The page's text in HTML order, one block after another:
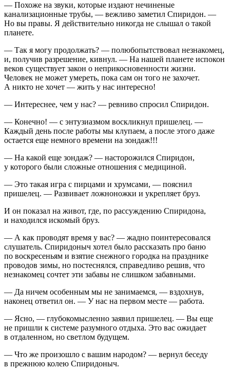
— Похоже на звуки, которые издают нечиненые
канализационные трубы, — вежливо заметил Спиридон. —
Но вы правы. Я действительно никогда не слышал о такой
планете.
— Так я могу продолжать? — полюбопытствовал незнакомец,
и, получив разрешение, кивнул. — На нашей планете испокон
веков существует закон о неприкосновенности жизни.
Человек не может умереть, пока сам он того не захочет.
А никто не хочет — жить у нас интересно!
— Интереснее, чем у нас? — ревниво спросил Спиридон.
— Конечно! — с энтузиазмом воскликнул пришелец. —
Каждый день после работы мы клупаем, а после этого даже
остается еще немного времени на зондаж!!!
— На какой еще зондаж? — насторожился Спиридон,
у которого были сложные отношения с медициной.
— Это такая игра с пирцами и хрумсами, — пояснил
пришелец. — Развивает ложноножки и укрепляет бруз.
И он показал на живот, где, по рассуждению Спиридона,
и находился искомый бруз.
— А как проводят время у вас? — жадно поинтересовался
слушатель. Спиридоныч хотел было рассказать про баню
по воскресеньям и взятие снежного городка на празднике
проводов зимы, но постеснялся, справедливо решив, что
незнакомец сочтет эти забавы не слишком забавными.
— Да ничем особенным мы не занимаемся, — вздохнув,
наконец ответил он. — У нас на первом месте — работа.
— Ясно, — глубокомысленно заявил пришелец. — Вы еще
не пришли к системе разумного отдыха. Это вас ожидает
в отдаленном, но светлом будущем.
— Что же произошло с вашим народом? — вернул беседу
в прежнюю колею Спиридоныч.